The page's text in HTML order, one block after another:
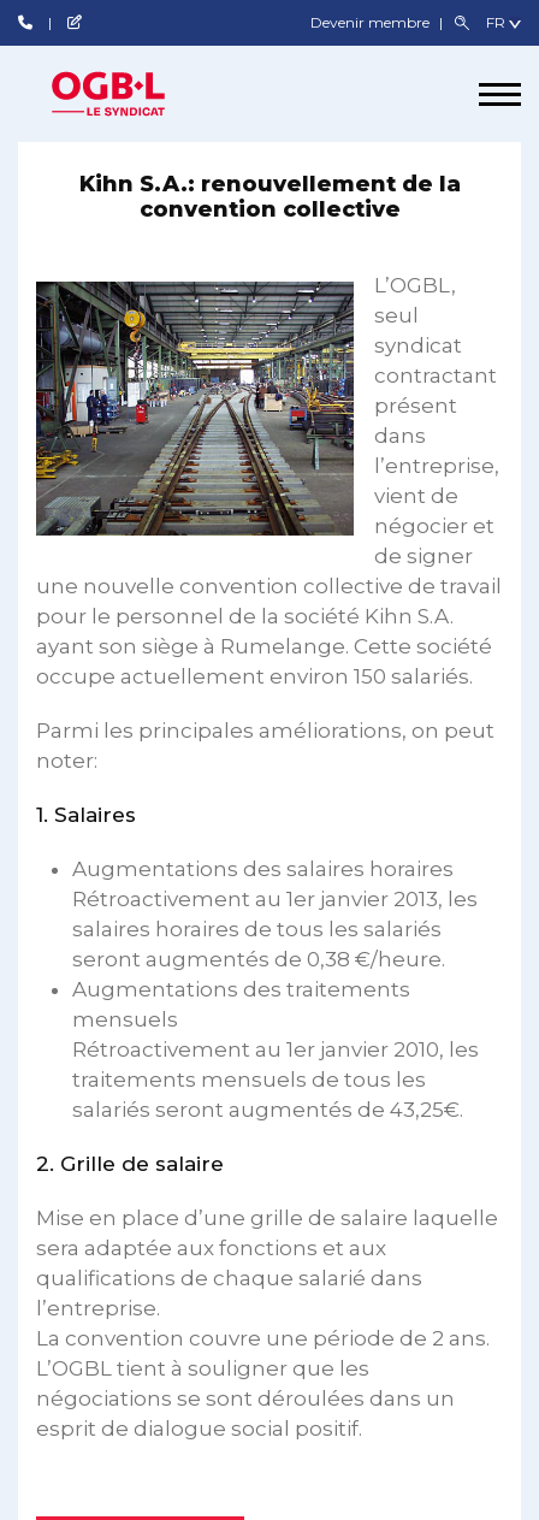
Devenir membre
Kihn S.A.: renouvellement de la
convention collective
L’OGBL,
seul
syndicat
contractant
présent
dans
l’entreprise,
vient de
négocier et
de signer
une nouvelle convention collective de travail
pour le personnel de la société Kihn S.A.
ayant son siège à Rumelange. Cette société
occupe actuellement environ 150 salariés.
Parmi les principales améliorations, on peut
noter:
1. Salaires
Augmentations des salaires horaires
Rétroactivement au 1er janvier 2013, les
salaires horaires de tous les salariés
seront augmentés de 0,38 €/heure.
Augmentations des traitements
mensuels
Rétroactivement au 1er janvier 2010, les
traitements mensuels de tous les
salariés seront augmentés de 43,25€.
2. Grille de salaire
Mise en place d’une grille de salaire laquelle
sera adaptée aux fonctions et aux
qualifications de chaque salarié dans
l’entreprise.
La convention couvre une période de 2 ans.
L’OGBL tient à souligner que les
négociations se sont déroulées dans un
esprit de dialogue social positif.